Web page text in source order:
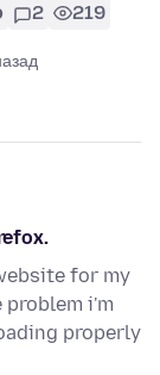
2 219
for my
problem i'm
properly